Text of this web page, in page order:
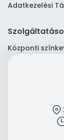
Adatkezelési
Központi
location